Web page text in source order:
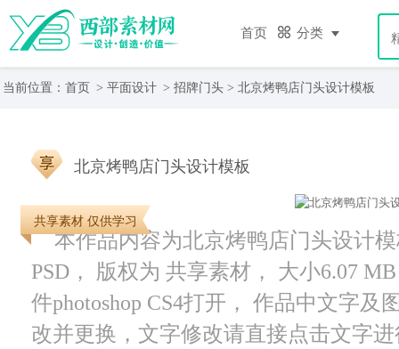
首页 分类
当前位置： 首页 > 平面设计 > 招牌门头 > 北京烤鸭店门头设计模板
北京烤鸭店门头设计模板
共享素材 仅供学习
本作品内容为北京烤鸭店门头设计
PSD， 版权为 共享素材， 大小6.07
件photoshop CS4打开， 作品中文字
改并更换，文字修改请直接点击文字